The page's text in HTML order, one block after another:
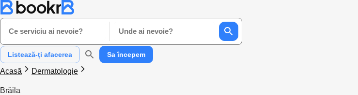
Ce serviciu ai nevoie? Unde ai nevoie?
Listează-ți afacerea Sa începem
Acasă Dermatologie
Brăila